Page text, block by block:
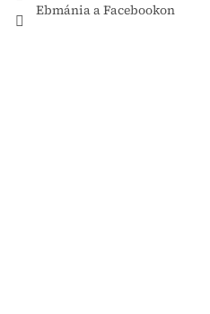
Ebmánia a Facebookon